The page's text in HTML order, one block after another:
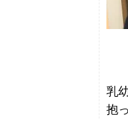
乳
抱